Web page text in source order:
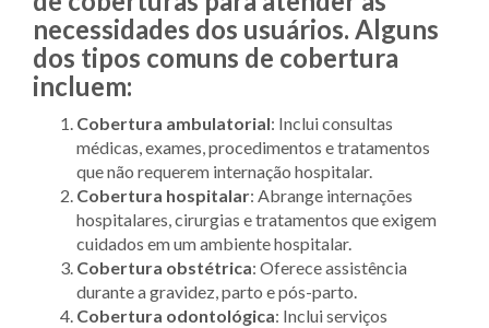
necessidades dos usuários. Alguns
dos tipos comuns de cobertura
incluem:
Cobertura ambulatorial: Inclui consultas
médicas, exames, procedimentos e tratamentos
que não requerem internação hospitalar.
Cobertura hospitalar: Abrange internações
hospitalares, cirurgias e tratamentos que exigem
cuidados em um ambiente hospitalar.
Cobertura obstétrica: Oferece assistência
durante a gravidez, parto e pós-parto.
Cobertura odontológica: Inclui serviços